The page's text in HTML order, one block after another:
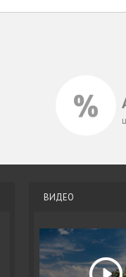
ВИДЕО